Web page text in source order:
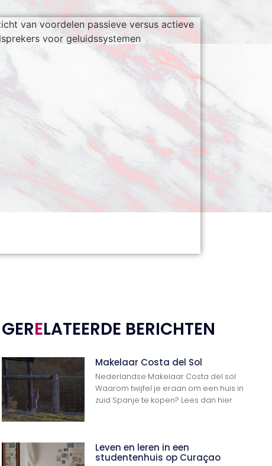
GERELATEERDE BERICHTEN
Makelaar Costa del Sol
Nederlandse Makelaar Costa del sol
Waarom twijfel je eraan om een huis in
zuid Spanje te kopen? Lees dan hier
Leven en leren in een
studentenhuis op Curaçao